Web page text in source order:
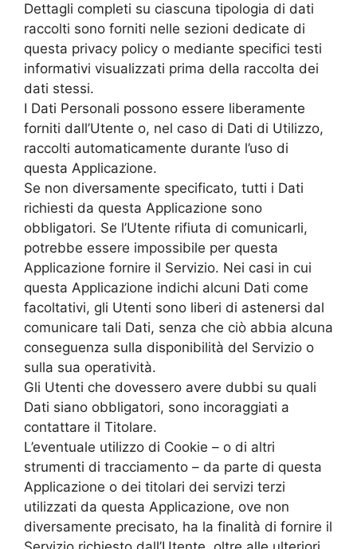
Dettagli completi su ciascuna tipologia di dati
raccolti sono forniti nelle sezioni dedicate di
questa privacy policy o mediante specifici testi
informativi visualizzati prima della raccolta dei
dati stessi.
I Dati Personali possono essere liberamente
forniti dall’Utente o, nel caso di Dati di Utilizzo,
raccolti automaticamente durante l’uso di
questa Applicazione.
Se non diversamente specificato, tutti i Dati
richiesti da questa Applicazione sono
obbligatori. Se l’Utente rifiuta di comunicarli,
potrebbe essere impossibile per questa
Applicazione fornire il Servizio. Nei casi in cui
questa Applicazione indichi alcuni Dati come
facoltativi, gli Utenti sono liberi di astenersi dal
comunicare tali Dati, senza che ciò abbia alcuna
conseguenza sulla disponibilità del Servizio o
sulla sua operatività.
Gli Utenti che dovessero avere dubbi su quali
Dati siano obbligatori, sono incoraggiati a
contattare il Titolare.
L’eventuale utilizzo di Cookie – o di altri
strumenti di tracciamento – da parte di questa
Applicazione o dei titolari dei servizi terzi
utilizzati da questa Applicazione, ove non
diversamente precisato, ha la finalità di fornire il